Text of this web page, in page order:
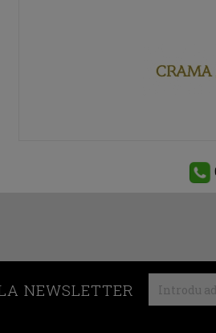
NEWSLETTER